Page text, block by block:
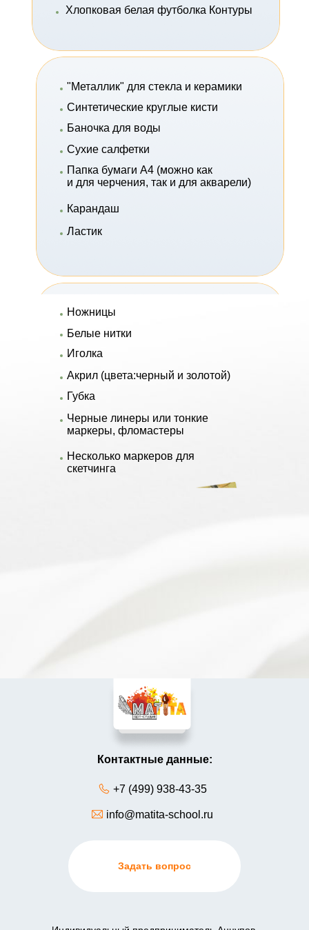
Хлопковая белая футболка Контуры
Ластик
Карандаш
Папка бумаги А4 (можно как
и для черчения, так и для акварели)
Сухие салфетки
Баночка для воды
Синтетические круглые кисти
"Металлик" для стекла и керамики
Несколько маркеров для
скетчинга
Черные линеры или тонкие
маркеры, фломастеры
Губка
Акрил (цвета:черный и золотой)
Иголка
Белые нитки
Ножницы
Задать вопрос
+7 (499) 938-43-35
info@matita-school.ru
Контактные данные: